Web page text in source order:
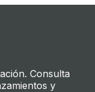
Consulta
y